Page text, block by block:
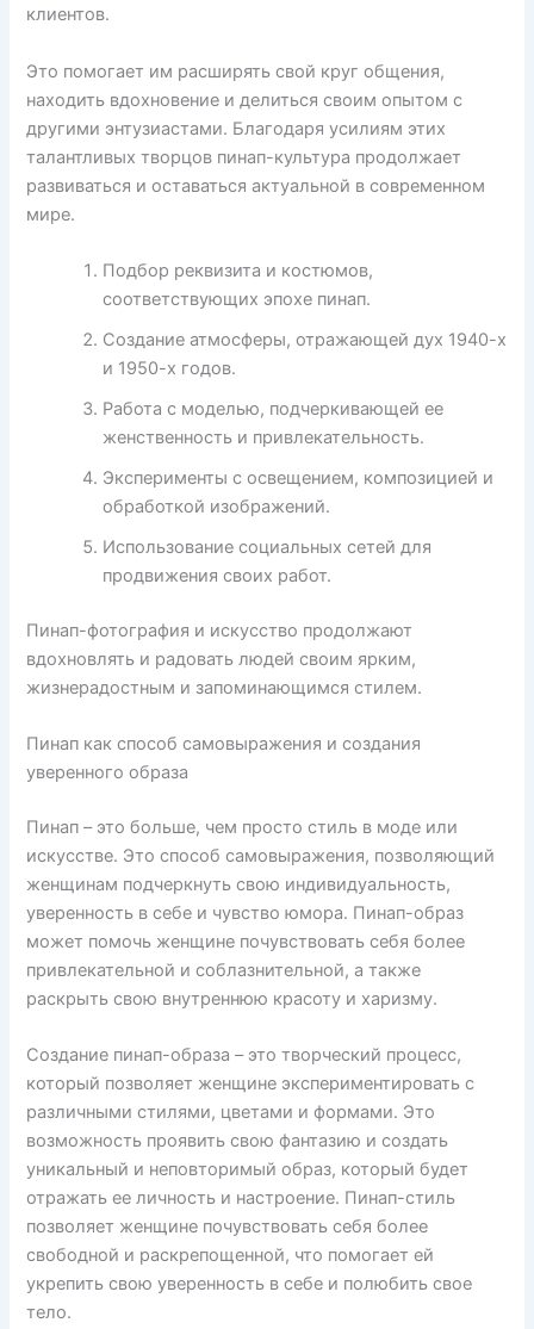
клиентов.
Это помогает им расширять свой круг общения,
находить вдохновение и делиться своим опытом с
другими энтузиастами. Благодаря усилиям этих
талантливых творцов пинап-культура продолжает
развиваться и оставаться актуальной в современном
мире.
Подбор реквизита и костюмов,
соответствующих эпохе пинап.
Создание атмосферы, отражающей дух 1940-х
и 1950-х годов.
Работа с моделью, подчеркивающей ее
женственность и привлекательность.
Эксперименты с освещением, композицией и
обработкой изображений.
Использование социальных сетей для
продвижения своих работ.
Пинап-фотография и искусство продолжают
вдохновлять и радовать людей своим ярким,
жизнерадостным и запоминающимся стилем.
Пинап как способ самовыражения и создания
уверенного образа
Пинап – это больше, чем просто стиль в моде или
искусстве. Это способ самовыражения, позволяющий
женщинам подчеркнуть свою индивидуальность,
уверенность в себе и чувство юмора. Пинап-образ
может помочь женщине почувствовать себя более
привлекательной и соблазнительной, а также
раскрыть свою внутреннюю красоту и харизму.
Создание пинап-образа – это творческий процесс,
который позволяет женщине экспериментировать с
различными стилями, цветами и формами. Это
возможность проявить свою фантазию и создать
уникальный и неповторимый образ, который будет
отражать ее личность и настроение. Пинап-стиль
позволяет женщине почувствовать себя более
свободной и раскрепощенной, что помогает ей
укрепить свою уверенность в себе и полюбить свое
тело.